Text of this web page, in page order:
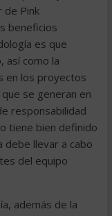
de Pink
beneficios
es que
así como la
en los proyectos
se generan en
responsabilidad
tiene bien definido
debe llevar a cabo
del equipo
además de la